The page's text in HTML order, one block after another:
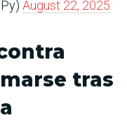
August 22, 2025
tras